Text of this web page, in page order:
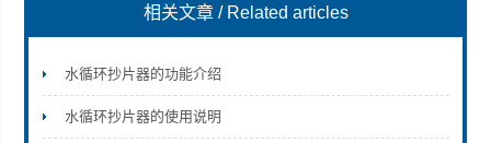
山东安尼麦特仪器有限公司
相关文章 / Related articles
水循环抄片器的功能介绍
水循环抄片器的使用说明